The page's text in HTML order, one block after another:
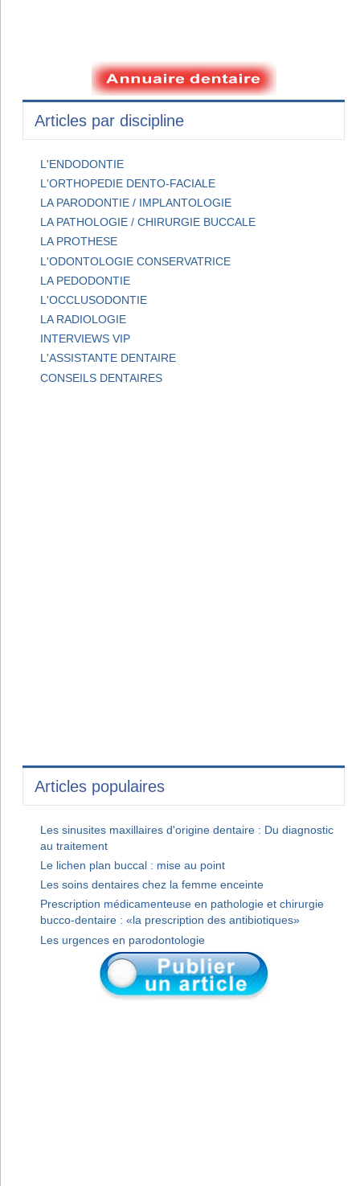
Articles par discipline
L'ENDODONTIE
L'ORTHOPEDIE DENTO-FACIALE
LA PARODONTIE / IMPLANTOLOGIE
LA PATHOLOGIE / CHIRURGIE BUCCALE
LA PROTHESE
L'ODONTOLOGIE CONSERVATRICE
LA PEDODONTIE
L'OCCLUSODONTIE
LA RADIOLOGIE
INTERVIEWS VIP
L'ASSISTANTE DENTAIRE
CONSEILS DENTAIRES
Articles populaires
Les sinusites maxillaires d'origine dentaire : Du diagnostic
au traitement
Le lichen plan buccal : mise au point
Les soins dentaires chez la femme enceinte
Prescription médicamenteuse en pathologie et chirurgie
bucco-dentaire : «la prescription des antibiotiques»
Les urgences en parodontologie